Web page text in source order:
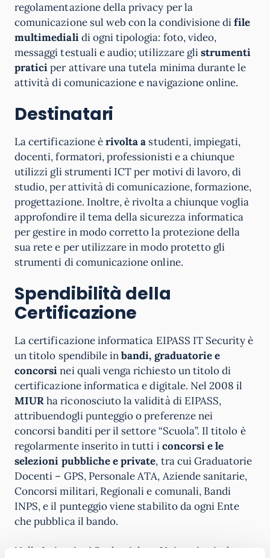
regolamentazione della privacy per la
comunicazione sul web con la condivisione difile
multimedialidi ogni tipologia: foto, video,
messaggi testuali e audio; utilizzare glistrumenti
praticiper attivare una tutela minima durante le
attività di comunicazione e navigazione online.
Destinatari
La certificazione èrivolta a studenti, impiegati,
docenti, formatori, professionisti e a chiunque
utilizzi gli strumenti ICT per motivi di lavoro, di
studio, per attività di comunicazione, formazione,
progettazione. Inoltre, è rivolta a chiunque voglia
approfondire il tema della sicurezza informatica
per gestire in modo corretto la protezione della
sua rete e per utilizzare in modo protetto gli
strumenti di comunicazione online.
Spendibilità della
Certificazione
La certificazione informatica EIPASS IT Security è
un titolo spendibile inbandi, graduatorie e
concorsinei quali venga richiesto un titolo di
certificazione informatica e digitale. Nel 2008 il
MIURha riconosciuto la validità di EIPASS,
attribuendogli punteggio o preferenze nei
concorsi banditi per il settore “Scuola”. Il titolo è
regolarmente inserito in tutti iconcorsi e le
selezioni pubbliche e private, tra cui Graduatorie
Docenti – GPS, Personale ATA, Aziende sanitarie,
Concorsi militari, Regionali e comunali, Bandi
INPS, e il punteggio viene stabilito da ogni Ente
che pubblica il bando.
Nelle Istituzioni Scolastiche e Universitarie, la